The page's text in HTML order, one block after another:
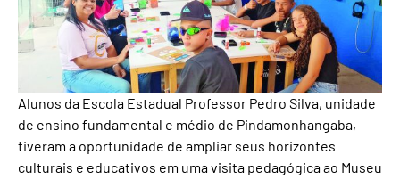
Alunos da Escola Estadual Professor Pedro Silva, unidade
de ensino fundamental e médio de Pindamonhangaba,
tiveram a oportunidade de ampliar seus horizontes
culturais e educativos em uma visita pedagógica ao Museu